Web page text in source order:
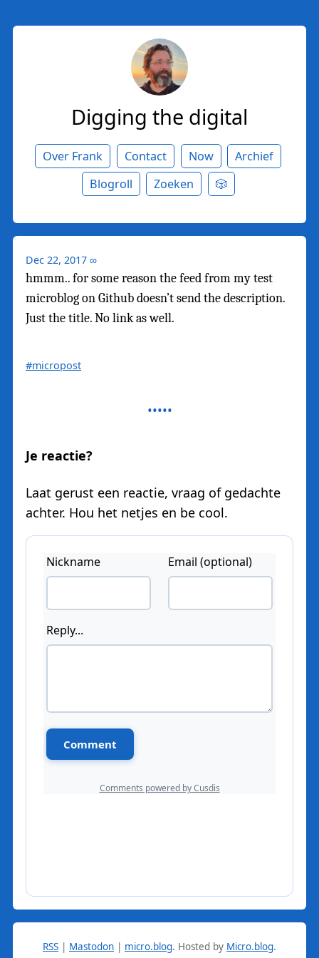
Digging the digital
Over Frank Contact Now
Archief
Blogroll
Zoeken 🎲
Dec 22, 2017 ∞
hmmm.. for some reason the feed from my test
microblog on Github doesn’t send the description.
Just the title. No link as well.
#micropost
Je reactie?
Laat gerust een reactie, vraag of gedachte
achter. Hou het netjes en be cool.
RSS | Mastodon | micro.blog. Hosted by Micro.blog.